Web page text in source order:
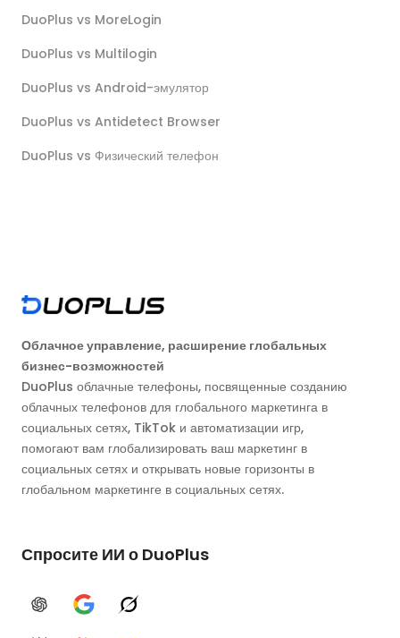
DuoPlus vs MoreLogin
DuoPlus vs Multilogin
DuoPlus vs Android-эмулятор
DuoPlus vs Antidetect Browser
DuoPlus vs Физический телефон
Облачное управление, расширение глобальных
бизнес-возможностей
DuoPlus облачные телефоны, посвященные созданию
облачных телефонов для глобального маркетинга в
социальных сетях, TikTok и автоматизации игр,
помогают вам глобализировать ваш маркетинг в
социальных сетях и открывать новые горизонты в
глобальном маркетинге в социальных сетях.
Спросите ИИ о DuoPlus
ChatGPTGoogle AIGrok